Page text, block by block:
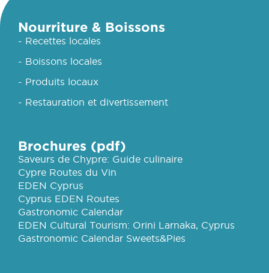
Nourriture & Boissons
- Recettes locales
- Boissons locales
- Produits locaux
- Restauration et divertissement
Brochures (pdf)
Saveurs de Chypre: Guide culinaire
Cypre Routes du Vin
EDEN Cyprus
Cyprus EDEN Routes
Gastronomic Calendar
EDEN Cultural Tourism: Orini Larnaka, Cyprus
Gastronomic Calendar Sweets&Pies